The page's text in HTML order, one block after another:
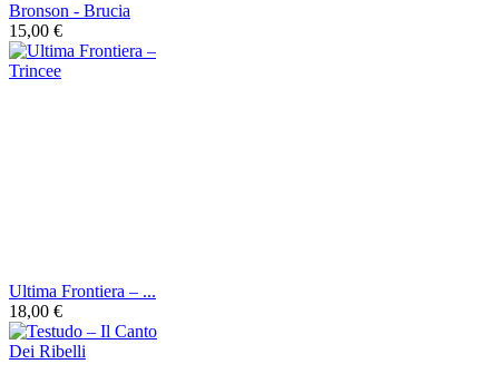
Bronson - Brucia
15,00 €
Ultima Frontiera ‎– ...
18,00 €